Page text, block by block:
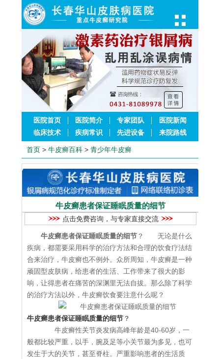
医院首页 医院简介 专家团队
医院新闻
临床技术
疾病常识 先进设备 来院路线
首页 > 牛皮癣百科 > 青少年牛皮癣
牛皮癣患者保证睡眠质量的细节
点击免费咨询，与专家直接交流
牛皮癣患者保证睡眠质量的细节 ？ 无论是什么
疾病，都需要采用科学的治疗方法和合理的饮食疗法结
合来治疗，牛皮癣也不例外。众所周知，牛皮癣是一种
顽固型皮肤病，给患者的生活、工作带来了很大的影
响，让得患者在痛苦的深渊里无法自拔。那么除了科学
的治疗方法以外，牛皮癣饮食要注意什么呢？
牛皮癣患者保证睡眠质量的细节 ？
牛皮癣性关节炎发病高峰年龄是40-60岁，一
般都比较严重，以手，腕及足等小关节最为多见，也可
发生于大的关节，甚至脊柱。严重影响患者的生活质